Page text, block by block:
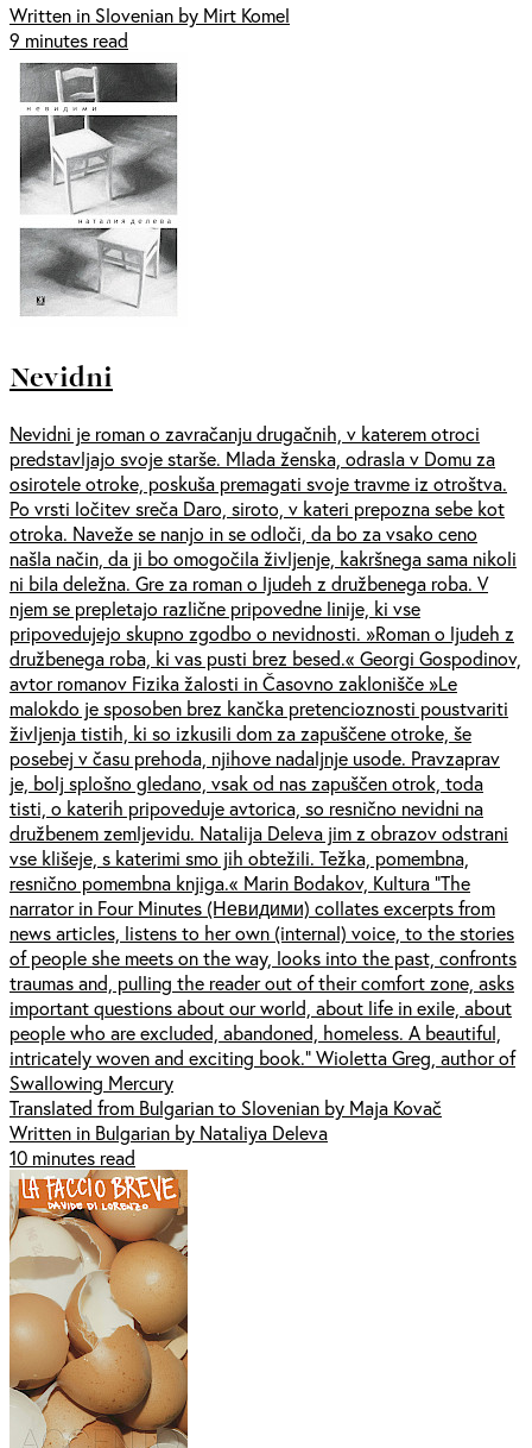
Written in Slovenian by Mirt Komel
9 minutes read
Nevidni
Nevidni je roman o zavračanju drugačnih, v katerem otroci
predstavljajo svoje starše. Mlada ženska, odrasla v Domu za
osirotele otroke, poskuša premagati svoje travme iz otroštva.
Po vrsti ločitev sreča Daro, siroto, v kateri prepozna sebe kot
otroka. Naveže se nanjo in se odloči, da bo za vsako ceno
našla način, da ji bo omogočila življenje, kakršnega sama nikoli
ni bila deležna. Gre za roman o ljudeh z družbenega roba. V
njem se prepletajo različne pripovedne linije, ki vse
pripovedujejo skupno zgodbo o nevidnosti. »Roman o ljudeh z
družbenega roba, ki vas pusti brez besed.« Georgi Gospodinov,
avtor romanov Fizika žalosti in Časovno zaklonišče »Le
malokdo je sposoben brez kančka pretencioznosti poustvariti
življenja tistih, ki so izkusili dom za zapuščene otroke, še
posebej v času prehoda, njihove nadaljnje usode. Pravzaprav
je, bolj splošno gledano, vsak od nas zapuščen otrok, toda
tisti, o katerih pripoveduje avtorica, so resnično nevidni na
družbenem zemljevidu. Natalija Deleva jim z obrazov odstrani
vse klišeje, s katerimi smo jih obtežili. Težka, pomembna,
resnično pomembna knjiga.« Marin Bodakov, Kultura “The
narrator in Four Minutes (Невидими) collates excerpts from
news articles, listens to her own (internal) voice, to the stories
of people she meets on the way, looks into the past, confronts
traumas and, pulling the reader out of their comfort zone, asks
important questions about our world, about life in exile, about
people who are excluded, abandoned, homeless. A beautiful,
intricately woven and exciting book.” Wioletta Greg, author of
Swallowing Mercury
Translated from Bulgarian to Slovenian by Maja Kovač
Written in Bulgarian by Nataliya Deleva
10 minutes read